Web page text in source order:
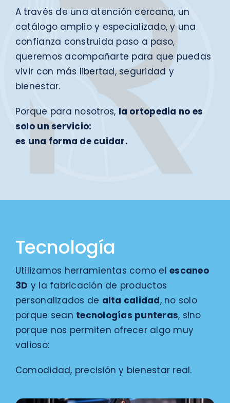
A través de una atención cercana, un
catálogo amplio y especializado, y una
confianza construida paso a paso,
queremos acompañarte para que puedas
vivir con más libertad, seguridad y
bienestar.
Porque para nosotros, la ortopedia no es
solo un servicio:
es una forma de cuidar.
Tecnología
Utilizamos herramientas como elescaneo
3D y la fabricación de productos
personalizados de alta calidad, no solo
porque sean tecnologías punteras, sino
porque nos permiten ofrecer algo muy
valioso:
Comodidad, precisión y bienestar real.